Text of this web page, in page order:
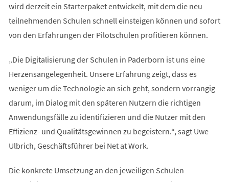
wird derzeit ein Starterpaket entwickelt, mit dem die neu
teilnehmenden Schulen schnell einsteigen können und sofort
von den Erfahrungen der Pilotschulen profitieren können.
„Die Digitalisierung der Schulen in Paderborn ist uns eine
Herzensangelegenheit. Unsere Erfahrung zeigt, dass es
weniger um die Technologie an sich geht, sondern vorrangig
darum, im Dialog mit den späteren Nutzern die richtigen
Anwendungsfälle zu identifizieren und die Nutzer mit den
Effizienz- und Qualitätsgewinnen zu begeistern.“, sagt Uwe
Ulbrich, Geschäftsführer bei Net at Work.
Die konkrete Umsetzung an den jeweiligen Schulen